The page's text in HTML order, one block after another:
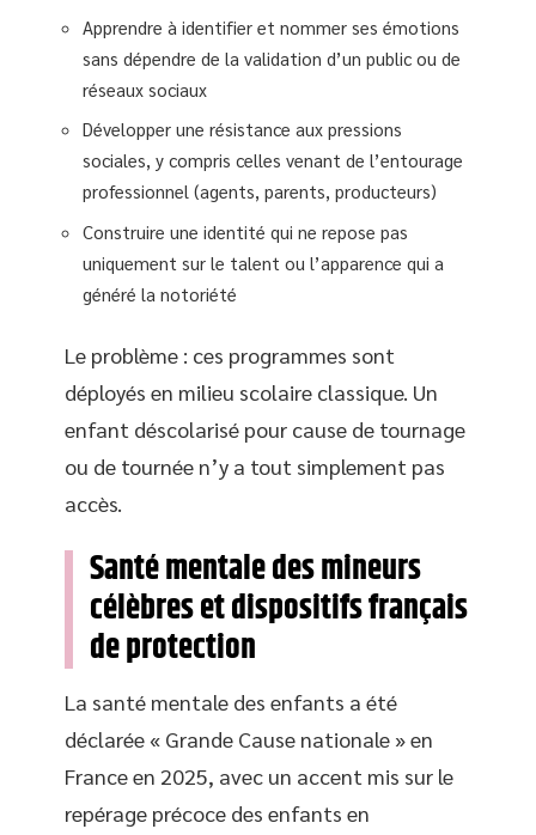
Apprendre à identifier et nommer ses émotions
sans dépendre de la validation d’un public ou de
réseaux sociaux
Développer une résistance aux pressions
sociales, y compris celles venant de l’entourage
professionnel (agents, parents, producteurs)
Construire une identité qui ne repose pas
uniquement sur le talent ou l’apparence qui a
généré la notoriété
Le problème : ces programmes sont
déployés en milieu scolaire classique. Un
enfant déscolarisé pour cause de tournage
ou de tournée n’y a tout simplement pas
accès.
Santé mentale des mineurs
célèbres et dispositifs français
de protection
La santé mentale des enfants a été
déclarée « Grande Cause nationale » en
France en 2025, avec un accent mis sur le
repérage précoce des enfants en